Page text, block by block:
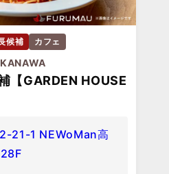
候補 カフェ
【GARDEN HOUSE
21-1 NEWoMan高